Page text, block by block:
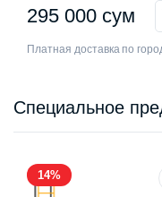
295 000 сум
Платная доставка по
Специальное
14%